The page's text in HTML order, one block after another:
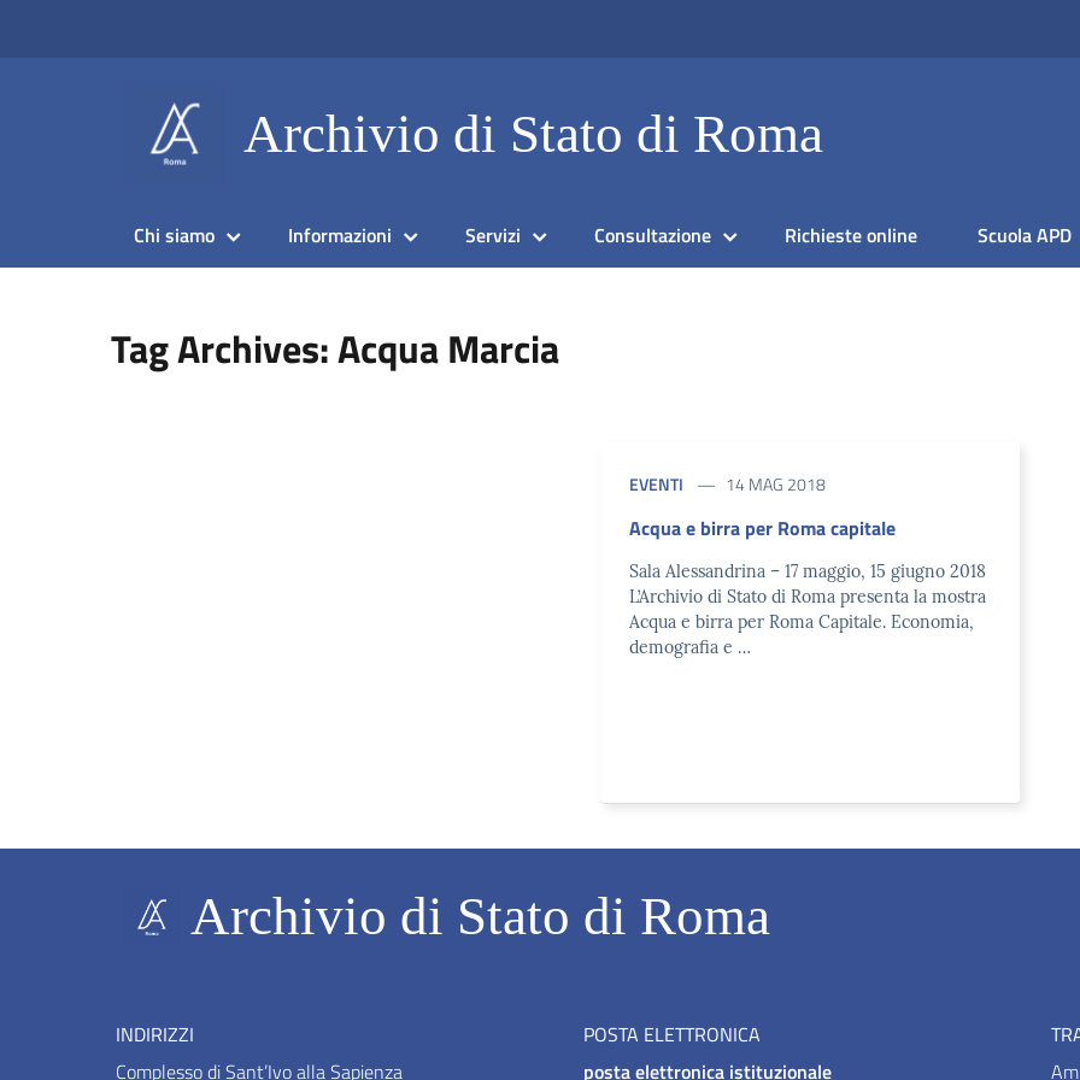
Archivio di Stato di Roma
Chi siamo Informazioni Servizi Consultazione Richieste online Scuola APD
Tag Archives: Acqua Marcia
EVENTI 14 MAG 2018
Acqua e birra per Roma capitale
Sala Alessandrina – 17 maggio, 15 giugno 2018
L’Archivio di Stato di Roma presenta la mostra
Acqua e birra per Roma Capitale. Economia,
demografia e …
Archivio di Stato di Roma
INDIRIZZI
Complesso di Sant’Ivo alla Sapienza
POSTA ELETTRONICA
posta elettronica istituzionale